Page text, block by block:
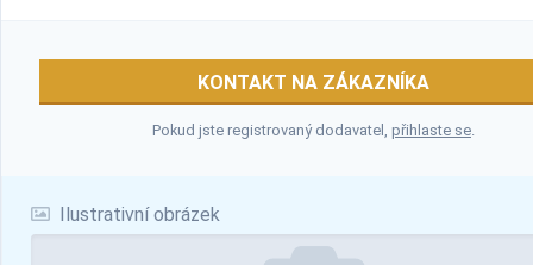
Ilustrativní obrázek
KONTAKT NA ZÁKAZNÍKA
Pokud jste registrovaný dodavatel, přihlaste se.